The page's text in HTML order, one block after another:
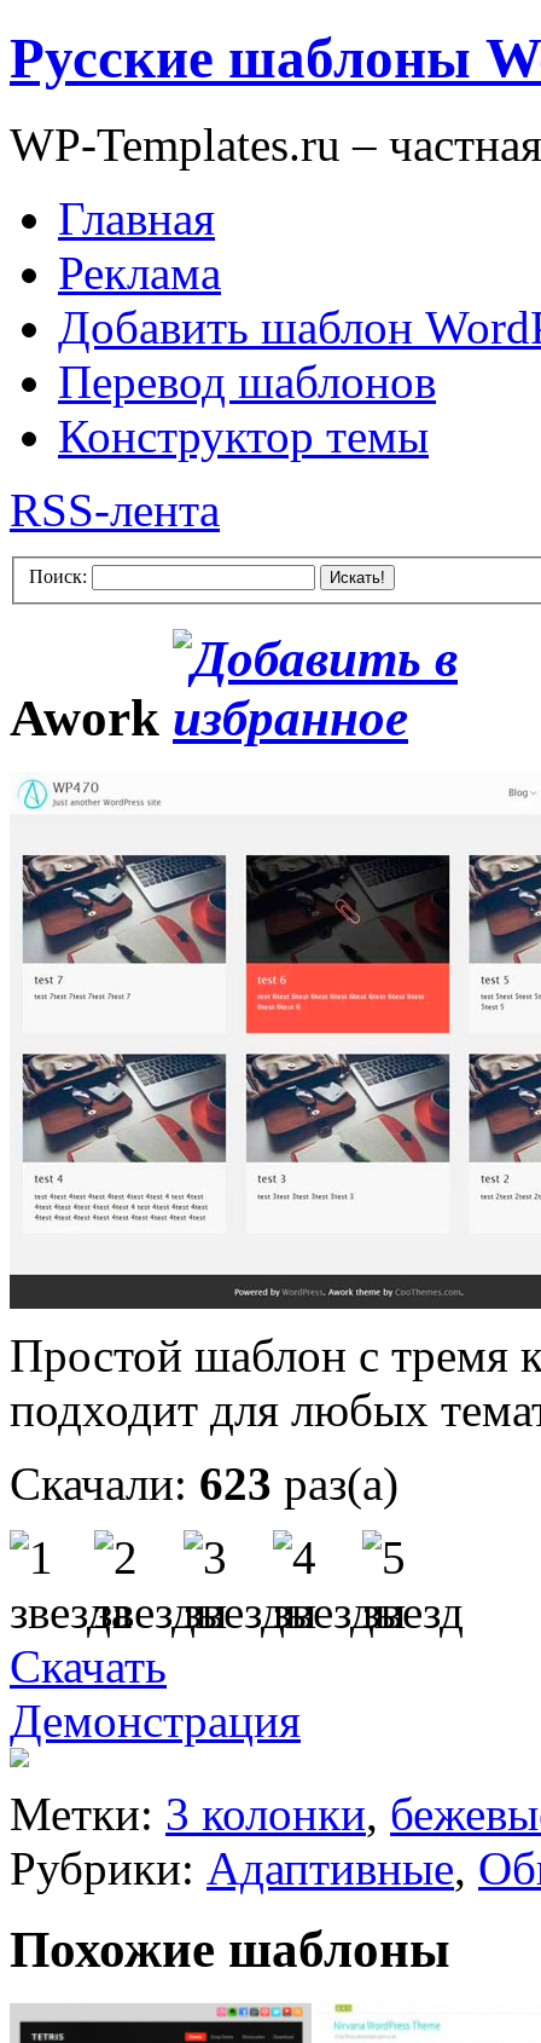
Русские шаблоны
WP-Templates.ru –
Главная
Реклама
Добавить шаблон
Перевод шаблонов
Конструктор темы
RSS-лента
Поиск: Искать!
Awork
Простой шаблон с тремя
подходит для любых
Скачали: 623 раз(а)
Скачать
Демонстрация
Метки: 3 колонки,
Рубрики: Адаптивные,
Похожие шаблоны